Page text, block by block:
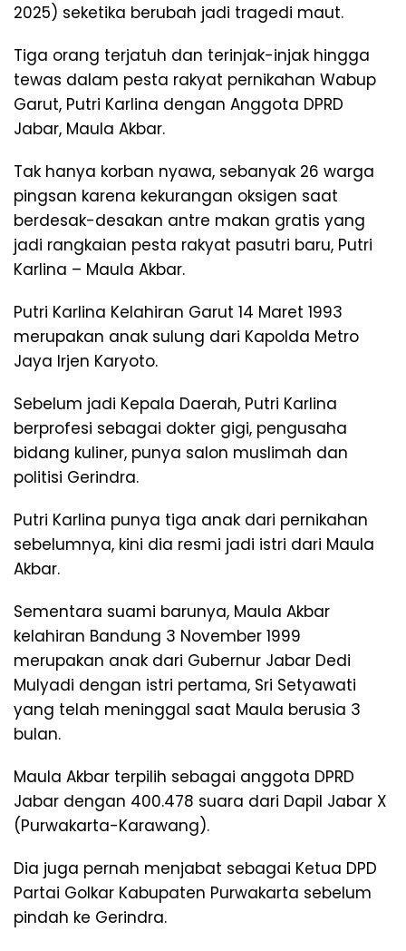
2025) seketika berubah jadi tragedi maut.
Tiga orang terjatuh dan terinjak-injak hingga
tewas dalam pesta rakyat pernikahan Wabup
Garut, Putri Karlina dengan Anggota DPRD
Jabar, Maula Akbar.
Tak hanya korban nyawa, sebanyak 26 warga
pingsan karena kekurangan oksigen saat
berdesak-desakan antre makan gratis yang
jadi rangkaian pesta rakyat pasutri baru, Putri
Karlina – Maula Akbar.
Putri Karlina Kelahiran Garut 14 Maret 1993
merupakan anak sulung dari Kapolda Metro
Jaya Irjen Karyoto.
Sebelum jadi Kepala Daerah, Putri Karlina
berprofesi sebagai dokter gigi, pengusaha
bidang kuliner, punya salon muslimah dan
politisi Gerindra.
Putri Karlina punya tiga anak dari pernikahan
sebelumnya, kini dia resmi jadi istri dari Maula
Akbar.
Sementara suami barunya, Maula Akbar
kelahiran Bandung 3 November 1999
merupakan anak dari Gubernur Jabar Dedi
Mulyadi dengan istri pertama, Sri Setyawati
yang telah meninggal saat Maula berusia 3
bulan.
Maula Akbar terpilih sebagai anggota DPRD
Jabar dengan 400.478 suara dari Dapil Jabar X
(Purwakarta-Karawang).
Dia juga pernah menjabat sebagai Ketua DPD
Partai Golkar Kabupaten Purwakarta sebelum
pindah ke Gerindra.